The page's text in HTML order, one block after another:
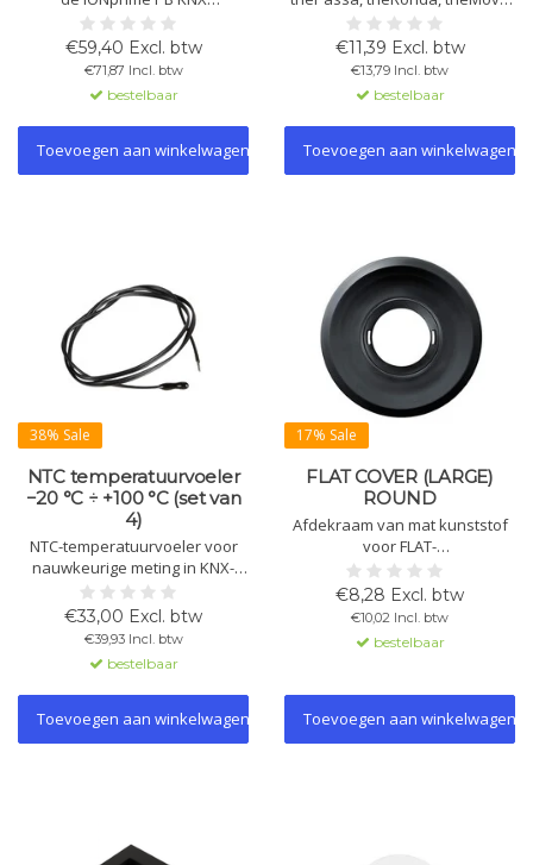
tastsensor-basismodule.
Uitgevoerd in metaal of
hoogwaardig kunststof met
premium afwerking en
aangename haptiek. Duidelijke
toetsindeling en eenvoudige
montage via klikmechanisme.
€59,40 Excl. btw
€71,87 Incl. btw
bestelbaar
Toevoegen aan winkelwagen
P, PresenceLight 360, compact
office, passage en passimo.
Met trekontlasting en
aanrakingsbeveiliging. Ø 67,5
mm.
€11,39 Excl. btw
€13,79 Incl. btw
bestelbaar
Toevoegen aan winkelwagen
38% Sale
NTC temperatuurvoeler
−20 °C ÷ +100 °C (set van
4)
NTC-temperatuurvoeler voor
nauwkeurige meting in KNX-
installaties met een meetbereik
van −20 °C tot +100 °C. Geschikt
voor temperatuurregistratie en
thermostaatfuncties. Levering
uitsluitend als set van 4 stuks
(TS01A04ACC).
€33,00 Excl. btw
€39,93 Incl. btw
bestelbaar
Toevoegen aan winkelwagen
17% Sale
FLAT COVER (LARGE)
ROUND
Afdekraam van mat kunststof
voor FLAT-
aanwezigheidsmelders. Rond
model in zwart of wit. Keuze uit
twee diameters: 94 mm of 104
Beschikbare varianten: zie lijst.
€8,28 Excl. btw
€10,02 Incl. btw
bestelbaar
Toevoegen aan winkelwagen